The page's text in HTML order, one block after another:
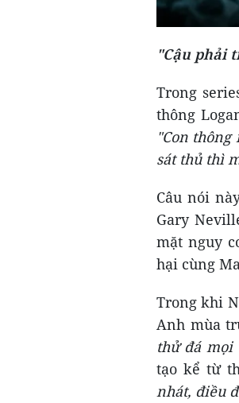
"Cậu phải
Trong
thông
"Con
sát thủ thì
Câu nói
Gary
mặt nguy
hại cùng
Trong khi
Anh mùa
thử đá
tạo kể từ
nhát, điều